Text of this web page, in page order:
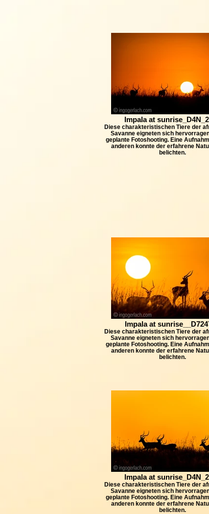
Impala at
Diese charakteristischen Tiere der
Savanne eigneten sich
geplante Fotoshooting. Eine
anderen konnte der erfahrene
belichten.
Impala at
Diese charakteristischen Tiere der
Savanne eigneten sich
geplante Fotoshooting. Eine
anderen konnte der erfahrene
belichten.
Impala at
Diese charakteristischen Tiere der
Savanne eigneten sich
geplante Fotoshooting. Eine
anderen konnte der erfahrene
belichten.